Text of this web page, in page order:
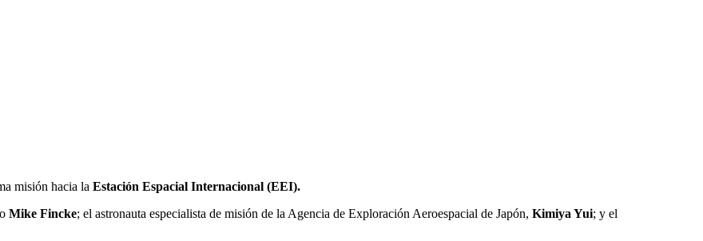
misión hacia la Estación Espacial Internacional (EEI).
Mike Fincke; el astronauta especialista de misión de la Agencia de Exploración Aeroespacial de Japón, Kimiya Yui; y el